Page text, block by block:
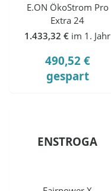
E.ON ÖkoStrom Pro
Extra 24
1.433,32 € im 1. Jahr
490,52 €
gespart
ENSTROGA